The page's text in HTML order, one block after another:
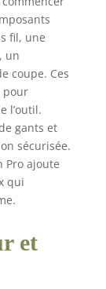
les
:
de
le
et le
de
fil, une
un
coupe. Ces
pour
l’outil.
gants et
sécurisée.
Pro ajoute
qui
et